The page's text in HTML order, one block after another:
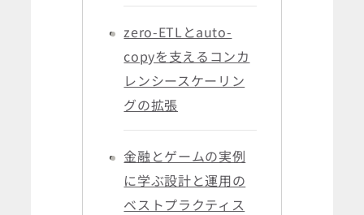
zero-ETLとauto-
copyを支えるコンカ
レンシースケーリン
グの拡張
金融とゲームの実例
に学ぶ設計と運用の
ベストプラクティス